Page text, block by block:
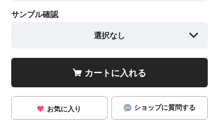
サンプル確認
選択なし
カートに入れる
お気に入り ショップに質問する